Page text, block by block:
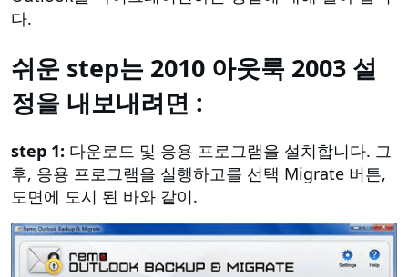
다.
쉬운 step는 2010 아웃룩 2003 설
정을 내보내려면 :
step 1: 다운로드 및 응용 프로그램을 설치합니다. 그
후, 응용 프로그램을 실행하고를 선택 Migrate 버튼,
도면에 도시 된 바와 같이.